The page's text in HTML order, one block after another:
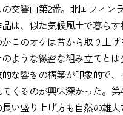
交響曲第2番。北国フィン
は、似た気候風土で暮らす
このオケは昔から取り上
ような緻密な組み立てとは
な響きの構築が印象的で
くるのが興味深かった。第
い盛り上げ方も自然の雄